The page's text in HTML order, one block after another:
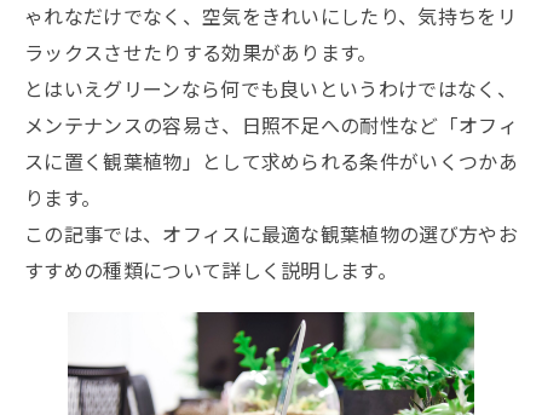
オフィス家具について
今すぐ相談する
メールでのお問い合わせ
今すぐお問い合わせ
ゃれなだけでなく、空気をきれいにしたり、気持ちをリ
ラックスさせたりする効果があります。
とはいえグリーンなら何でも良いというわけではなく、
メンテナンスの容易さ、日照不足への耐性など「オフィ
スに置く観葉植物」として求められる条件がいくつかあ
ります。
この記事では、オフィスに最適な観葉植物の選び方やお
すすめの種類について詳しく説明します。